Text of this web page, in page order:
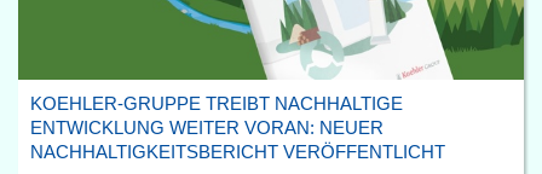
KOEHLER-GRUPPE TREIBT NACHHALTIGE
ENTWICKLUNG WEITER VORAN: NEUER
NACHHALTIGKEITSBERICHT VERÖFFENTLICHT